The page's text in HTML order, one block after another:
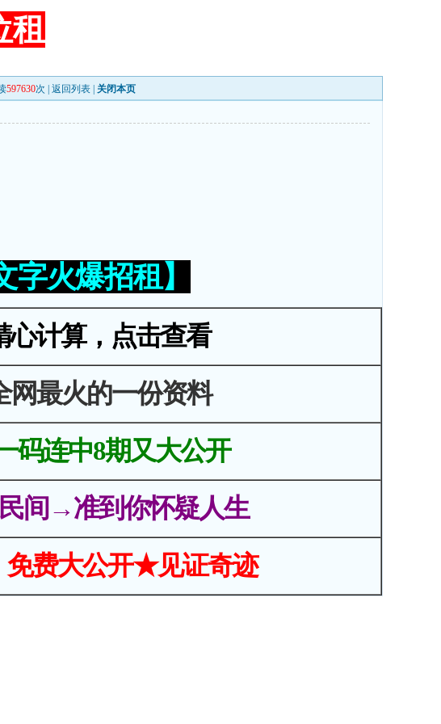
租
597630次 | 返回列表 关闭本页
字火爆招租】
心计算，点击查看
最火的一份资料
码连中8期又大公开
间→准到你怀疑人生
费大公开★见证奇迹